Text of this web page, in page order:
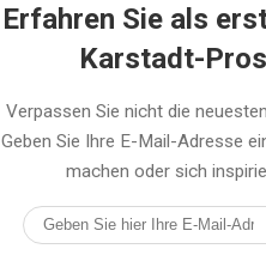
Erfahren Sie als
Karstadt-
Verpassen Sie nicht die
Geben Sie Ihre E-Mail-Adresse
machen oder sich